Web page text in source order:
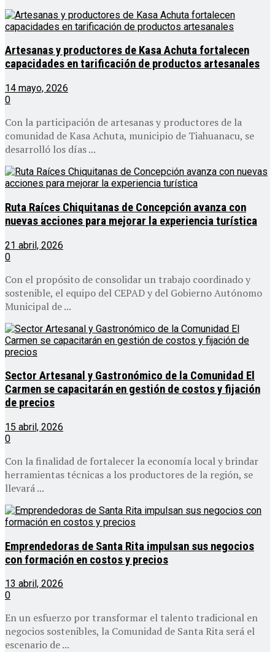
Artesanas y productores de Kasa Achuta fortalecen
capacidades en tarificación de productos artesanales
14 mayo, 2026
0
Con la participación de artesanas y productores de la
comunidad de Kasa Achuta, municipio de Tiahuanacu, se
desarrolló los días ...
Ruta Raíces Chiquitanas de Concepción avanza con
nuevas acciones para mejorar la experiencia turística
21 abril, 2026
0
Con el propósito de consolidar un trabajo coordinado y
sostenible, el equipo del CEPAD y del Gobierno Autónomo
Municipal de ...
Sector Artesanal y Gastronómico de la Comunidad El
Carmen se capacitarán en gestión de costos y fijación
de precios
15 abril, 2026
0
Con la finalidad de fortalecer la economía local y brindar
herramientas técnicas a los productores de la región, se
llevará ...
Emprendedoras de Santa Rita impulsan sus negocios
con formación en costos y precios
13 abril, 2026
0
En un esfuerzo por transformar el talento tradicional en
negocios sostenibles, la Comunidad de Santa Rita será el
escenario de ...